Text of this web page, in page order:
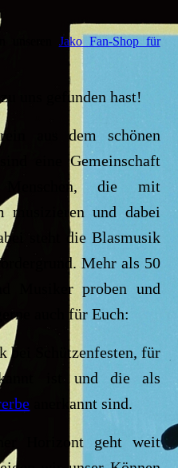
unseren Jako Fan-Shop für
uns gefunden hast!
aus dem schönen
eine Gemeinschaft
Menschen, die mit
musizieren und dabei
steht die Blasmusik
Mehr als 50
Musiker proben und
auch für Euch:
bei Schützenfesten, für
ist und die als
anerkannt sind.
Horizont geht weit